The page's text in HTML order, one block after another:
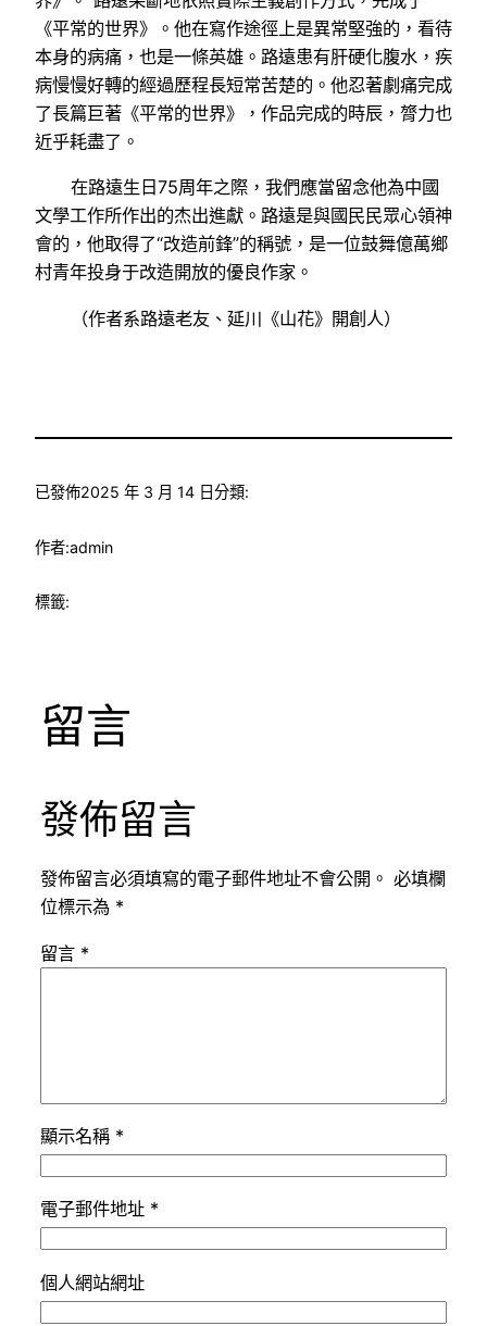
《平常的世界》。他在寫作途徑上是異常堅強的，看待
本身的病痛，也是一條英雄。路遠患有肝硬化腹水，疾
病慢慢好轉的經過歷程長短常苦楚的。他忍著劇痛完成
了長篇巨著《平常的世界》，作品完成的時辰，膂力也
近乎耗盡了。
在路遠生日75周年之際，我們應當留念他為中國
文學工作所作出的杰出進獻。路遠是與國民民眾心領神
會的，他取得了“改造前鋒”的稱號，是一位鼓舞億萬鄉
村青年投身于改造開放的優良作家。
（作者系路遠老友、延川《山花》開創人）
已發佈2025 年 3 月 14 日分類:
作者:admin
標籤:
留言
發佈留言
發佈留言必須填寫的電子郵件地址不會公開。 必填欄
位標示為 *
留言 *
顯示名稱 *
電子郵件地址 *
個人網站網址